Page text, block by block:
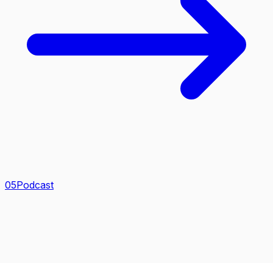
05Podcast